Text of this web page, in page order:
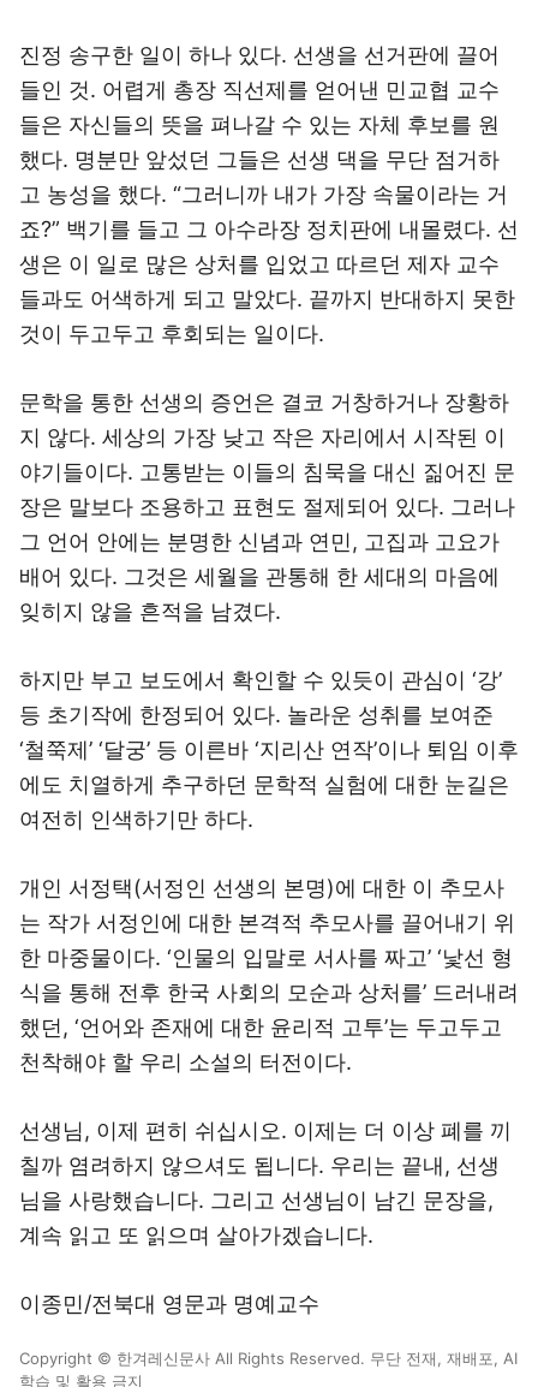
진정 송구한 일이 하나 있다. 선생을 선거판에 끌어
들인 것. 어렵게 총장 직선제를 얻어낸 민교협 교수
들은 자신들의 뜻을 펴나갈 수 있는 자체 후보를 원
했다. 명분만 앞섰던 그들은 선생 댁을 무단 점거하
고 농성을 했다. “그러니까 내가 가장 속물이라는 거
죠?” 백기를 들고 그 아수라장 정치판에 내몰렸다. 선
생은 이 일로 많은 상처를 입었고 따르던 제자 교수
들과도 어색하게 되고 말았다. 끝까지 반대하지 못한
것이 두고두고 후회되는 일이다.
문학을 통한 선생의 증언은 결코 거창하거나 장황하
지 않다. 세상의 가장 낮고 작은 자리에서 시작된 이
야기들이다. 고통받는 이들의 침묵을 대신 짊어진 문
장은 말보다 조용하고 표현도 절제되어 있다. 그러나
그 언어 안에는 분명한 신념과 연민, 고집과 고요가
배어 있다. 그것은 세월을 관통해 한 세대의 마음에
잊히지 않을 흔적을 남겼다.
하지만 부고 보도에서 확인할 수 있듯이 관심이 ‘강’
등 초기작에 한정되어 있다. 놀라운 성취를 보여준
‘철쭉제’ ‘달궁’ 등 이른바 ‘지리산 연작’이나 퇴임 이후
에도 치열하게 추구하던 문학적 실험에 대한 눈길은
여전히 인색하기만 하다.
개인 서정택(서정인 선생의 본명)에 대한 이 추모사
는 작가 서정인에 대한 본격적 추모사를 끌어내기 위
한 마중물이다. ‘인물의 입말로 서사를 짜고’ ‘낯선 형
식을 통해 전후 한국 사회의 모순과 상처를’ 드러내려
했던, ‘언어와 존재에 대한 윤리적 고투’는 두고두고
천착해야 할 우리 소설의 터전이다.
선생님, 이제 편히 쉬십시오. 이제는 더 이상 폐를 끼
칠까 염려하지 않으셔도 됩니다. 우리는 끝내, 선생
님을 사랑했습니다. 그리고 선생님이 남긴 문장을,
계속 읽고 또 읽으며 살아가겠습니다.
이종민/전북대 영문과 명예교수
Copyright © 한겨레신문사 All Rights Reserved. 무단 전재, 재배포, AI
학습 및 활용 금지